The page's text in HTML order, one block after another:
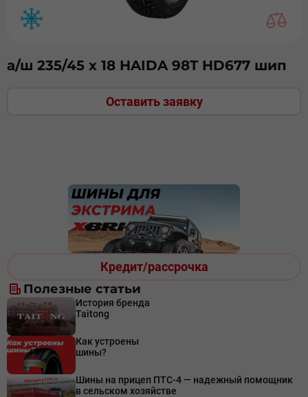
Кредит/рассрочка
Полезные статьи
История бренда
Taitong
Как устроены
шины?
Шины на прицеп ПТС-4 — надежный помощник
в сельском хозяйстве
а/ш 235/45 х 18 HAIDA 98T HD677 шип
Оставить заявку